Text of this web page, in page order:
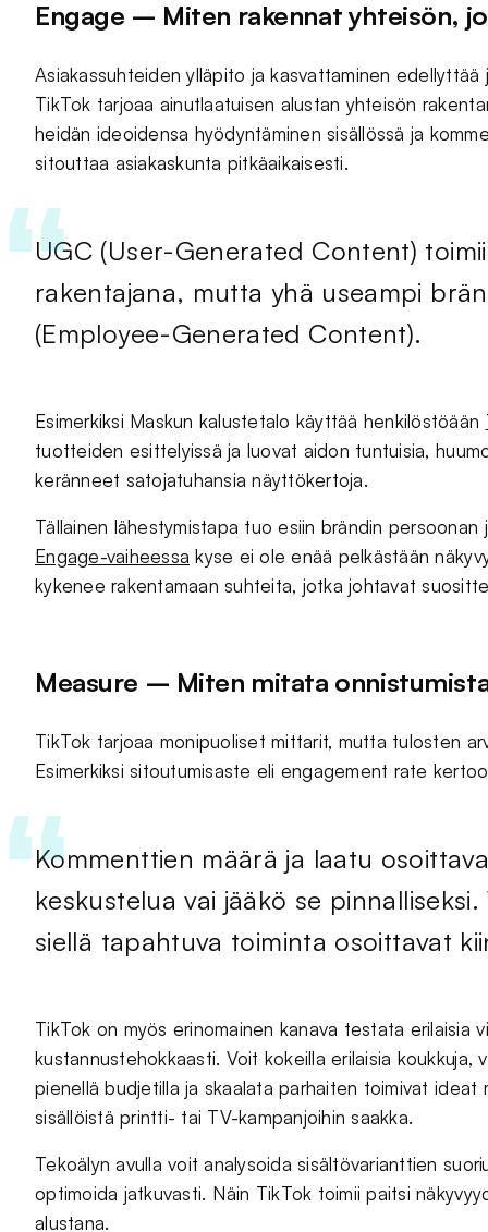
Engage – Miten rakennat yhteisön,
Asiakassuhteiden ylläpito ja kasvattaminen
TikTok tarjoaa ainutlaatuisen alustan yhteisön
heidän ideoidensa hyödyntäminen sisällössä ja
sitouttaa asiakaskunta pitkäaikaisesti.
UGC (User-Generated Content)
rakentajana, mutta yhä useampi
(Employee-Generated Content).
Esimerkiksi Maskun kalustetalo käyttää henkilöstöään
tuotteiden esittelyissä ja luovat aidon tuntuisia,
keränneet satojatuhansia näyttökertoja.
Tällainen lähestymistapa tuo esiin brändin
Engage-vaiheessa kyse ei ole enää pelkästään
kykenee rakentamaan suhteita, jotka johtavat
Measure – Miten mitata
TikTok tarjoaa monipuoliset mittarit, mutta tulosten
Esimerkiksi sitoutumisaste eli engagement rate
Kommenttien määrä ja laatu
keskustelua vai jääkö se
siellä tapahtuva toiminta osoittavat
TikTok on myös erinomainen kanava testata erilaisia
kustannustehokkaasti. Voit kokeilla erilaisia koukkuja,
pienellä budjetilla ja skaalata parhaiten toimivat
sisällöistä printti- tai TV-kampanjoihin saakka.
Tekoälyn avulla voit analysoida sisältövarianttien
optimoida jatkuvasti. Näin TikTok toimii paitsi
alustana.